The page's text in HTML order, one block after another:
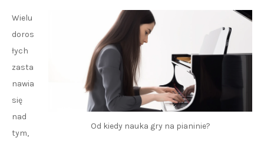
Od kiedy nauka gry na pianinie?
Wielu
doros
łych
zasta
nawia
się
nad
tym,